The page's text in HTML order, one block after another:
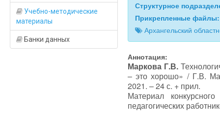
Учебно-методические
материалы
Банки данных
Структурное
Прикрепленные
Архангельский
Аннотация:
Маркова Г.В.
– это хорошо» / Г.В.
2021. – 24 с. + прил.
Материал
педагогических